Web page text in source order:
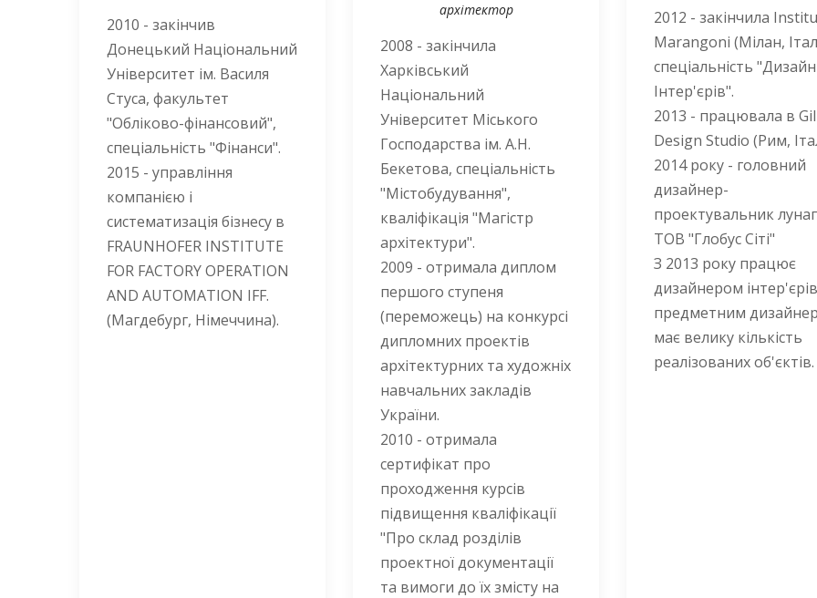
2010 - закінчив
Донецький Національний
Університет ім. Василя
Стуса, факультет
"Обліково-фінансовий",
спеціальність "Фінанси".
2015 - управління
компанією і
систематизація бізнесу в
FRAUNHOFER INSTITUTE
FOR FACTORY OPERATION
AND AUTOMATION IFF.
(Магдебург, Німеччина).
архітектор
2008 - закінчила
Харківський
Національний
Університет Міського
Господарства ім. А.Н.
Бекетова, спеціальність
"Містобудування",
кваліфікація "Магістр
архітектури".
2009 - отримала диплом
першого ступеня
(переможець) на конкурсі
дипломних проектів
архітектурних та художніх
навчальних закладів
України.
2010 - отримала
сертифікат про
проходження курсів
підвищення кваліфікації
"Про склад розділів
проектної документації
та вимоги до їх змісту на
2012 - закінчила
Marangoni (Мілан,
спеціальність "Дизайн
Інтер'єрів".
2013 - працювала в
Design Studio (Рим,
2014 року - головний
дизайнер-
проектувальник
ТОВ "Глобус Сіті"
З 2013 року працює
дизайнером інтер'єрів
предметним
має велику кількість
реалізованих об'єктів.